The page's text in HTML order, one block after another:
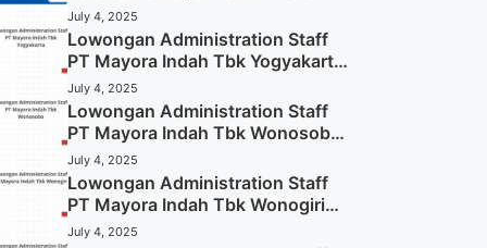
(Lamar Sekarang)
July 4, 2025
Lowongan Administration Staff
PT Mayora Indah Tbk Yogyakarta
Tahun 2025
July 4, 2025
Lowongan Administration Staff
PT Mayora Indah Tbk Wonosobo
Tahun 2025 (Lamar Sekarang)
July 4, 2025
Lowongan Administration Staff
PT Mayora Indah Tbk Wonogiri
Tahun 2025 (Apply Now)
July 4, 2025